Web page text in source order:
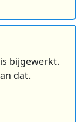
bijgewerkt.
dat.